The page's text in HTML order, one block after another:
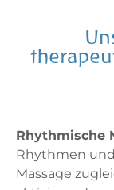
Rhythmische
Rhythmen
Massage